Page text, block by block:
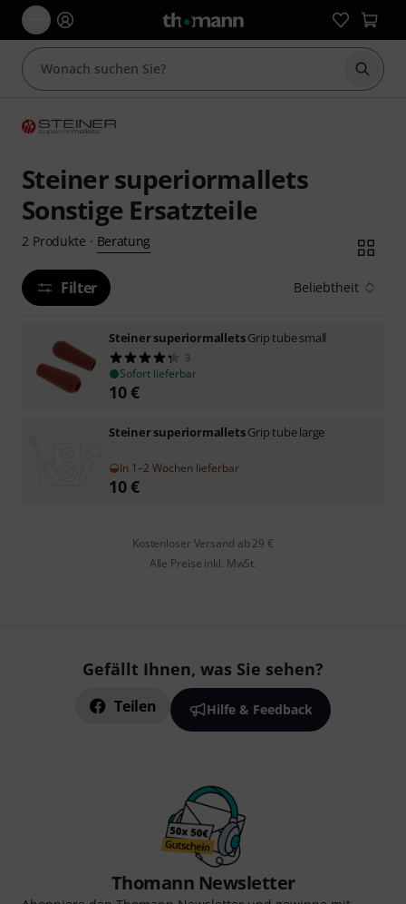
Suche
Steiner superiormallets
Sonstige Ersatzteile
2 Produkte · Beratung
Filter Beliebtheit
Steiner superiormalletsGrip tube small
3
Sofort lieferbar
10€
Steiner superiormalletsGrip tube large
In 1–2 Wochen lieferbar
10€
Kostenloser Versand ab 29 €
Alle Preise inkl. MwSt.
Gefällt Ihnen, was Sie sehen?
Teilen Hilfe & Feedback
Thomann Newsletter